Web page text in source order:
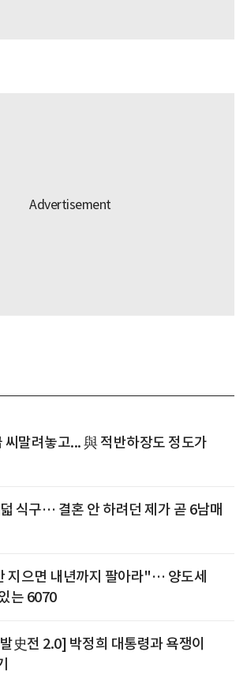
말려놓고... 與 적반하장도 정도가
식구… 결혼 안 하려던 제가 곧 6남매
지으면 내년까지 팔아라"… 양도세
는 6070
史전 2.0] 박정희 대통령과 욕쟁이